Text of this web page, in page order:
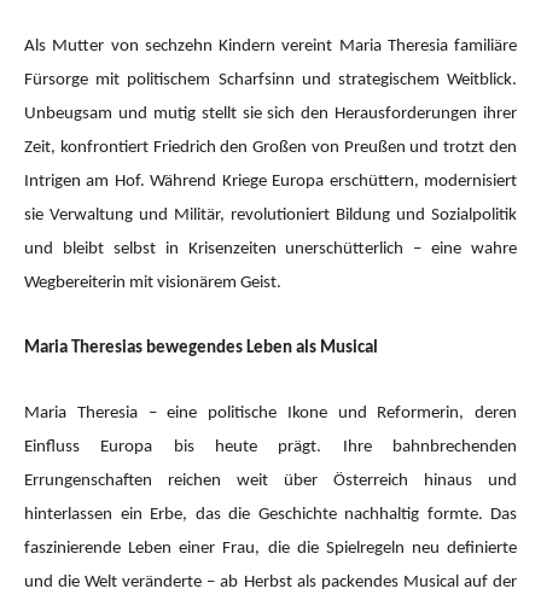
Als Mutter von sechzehn Kindern vereint Maria Theresia familiäre
Fürsorge mit politischem Scharfsinn und strategischem Weitblick.
Unbeugsam und mutig stellt sie sich den Herausforderungen ihrer
Zeit, konfrontiert Friedrich den Großen von Preußen und trotzt den
Intrigen am Hof. Während Kriege Europa erschüttern, modernisiert
sie Verwaltung und Militär, revolutioniert Bildung und Sozialpolitik
und bleibt selbst in Krisenzeiten unerschütterlich – eine wahre
Wegbereiterin mit visionärem Geist.
Maria Theresias bewegendes Leben als Musical
Maria Theresia – eine politische Ikone und Reformerin, deren
Einfluss Europa bis heute prägt. Ihre bahnbrechenden
Errungenschaften reichen weit über Österreich hinaus und
hinterlassen ein Erbe, das die Geschichte nachhaltig formte. Das
faszinierende Leben einer Frau, die die Spielregeln neu definierte
und die Welt veränderte – ab Herbst als packendes Musical auf der